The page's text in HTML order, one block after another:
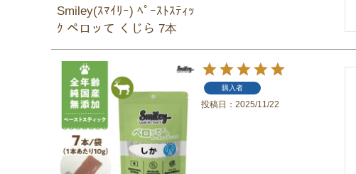
Smiley(ｽﾏｲﾘｰ) ﾍﾟｰｽﾄｽﾃｨｯ
ｸ ペロッて くじら 7本
購入者
投稿日 2025/11/22